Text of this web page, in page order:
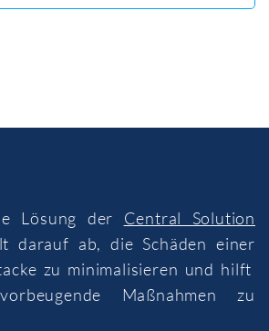
Lösung der Central Solution
darauf ab, die Schäden einer
zu minimalisieren und hilft
Maßnahmen zu